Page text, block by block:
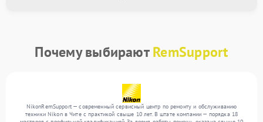
Почему выбираютRemSupport
NikonRemSupport — современный сервисный центр по ремонту и обслуживанию
техники Nikon в Чите с практикой свыше 10 лет. В штате компании — порядка 18